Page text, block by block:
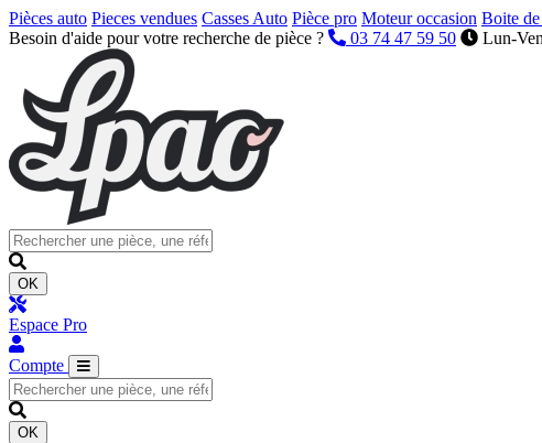
Pièces auto Pieces vendues Casses Auto Pièce pro Moteur occasion Boite de
Besoin d'aide pour votre recherche de pièce ?
03 74 47 59 50 Lun-
OK
Espace Pro
Compte
OK